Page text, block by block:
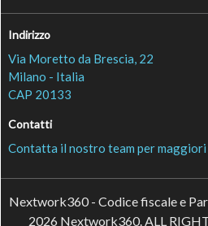
Indirizzo
Via Moretto da Brescia, 22
Milano - Italia
CAP 20133
Contatti
Contatta il nostro team per
Nextwork360 - Codice fiscale e
2026 Nextwork360. ALL